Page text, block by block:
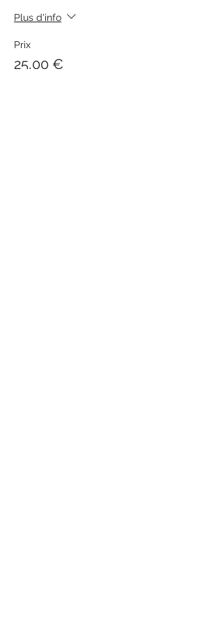
Plus d'info
Prix
25,00 €